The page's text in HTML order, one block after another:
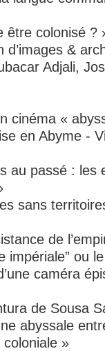
être colonisé ?
d’images &
Adjali,
cinéma «
en Abyme -
au passé : les
sans
de
impériale” ou
caméra
de Sousa
abyssale
»